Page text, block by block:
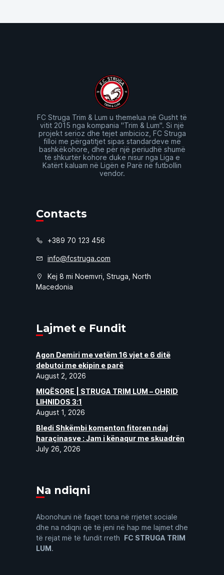
FC Struga Trim & Lum u themelua në Gusht të
vitit 2015 nga kompania "Trim & Lum". Si një
projekt serioz dhe tejet ambicioz, FC Struga
filloi me përgatitjet sipas standardeve më
bashkëkohore, dhe për një periudhë shumë
të shkurtër kohore duke nisur nga Liga e
Katërt kaluam në Ligën e Parë në futbollin
vendor.
Contacts
+389 70 123 456
info@fcstruga.com
Kej 8 mi Noemvri, Struga, North
Macedonia
Lajmet e Fundit
Agon Demiri me vetëm 16 vjet e 6 ditë
debutoi me ekipin e parë
August 2, 2026
MIQËSORE | STRUGA TRIM LUM – OHRID
LIHNIDOS 3:1
August 1, 2026
Bledi Shkëmbi komenton fitoren ndaj
haraçinasve : Jam i kënaqur me skuadrën
July 26, 2026
Na ndiqni
Abonohuni në faqet tona në rrjetet sociale
dhe na ndiqni që të jeni në hap me lajmet dhe
të rejat më të fundit rreth FC STRUGA TRIM
LUM.